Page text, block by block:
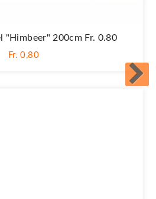
"himbeer" 200cm Fr. 0.80
Fr. 0,80